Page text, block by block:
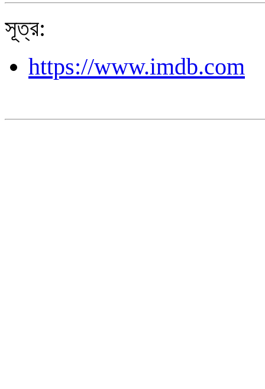
সূত্র:
https://www.imdb.com